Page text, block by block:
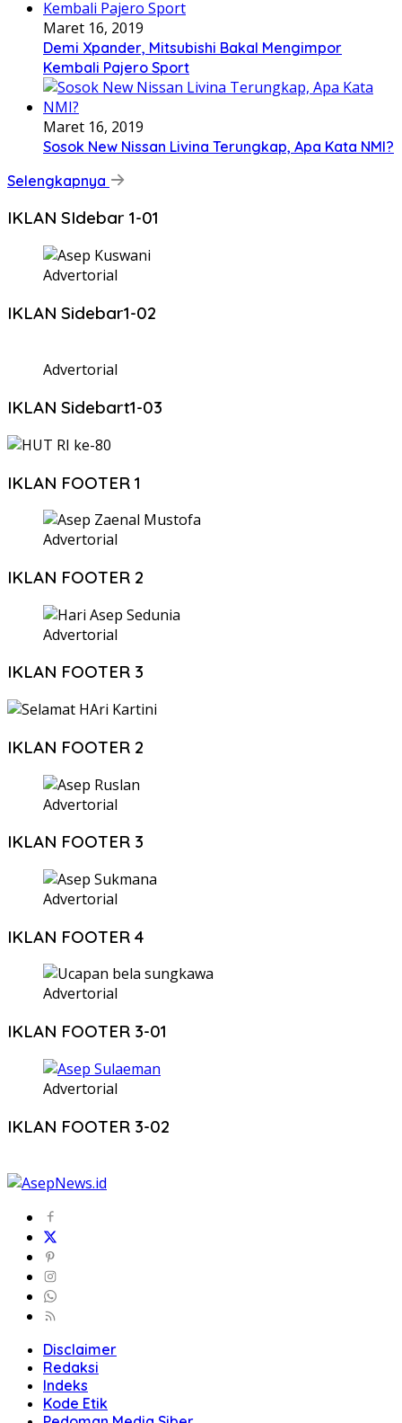
Maret 16, 2019
Demi Xpander, Mitsubishi Bakal Mengimpor
Kembali Pajero Sport
Maret 16, 2019
Sosok New Nissan Livina Terungkap, Apa Kata NMI?
Selengkapnya
IKLAN SIdebar 1-01
Advertorial
IKLAN Sidebar1-02
Advertorial
IKLAN Sidebart1-03
IKLAN FOOTER 1
Advertorial
IKLAN FOOTER 2
Advertorial
IKLAN FOOTER 3
IKLAN FOOTER 2
Advertorial
IKLAN FOOTER 3
Advertorial
IKLAN FOOTER 4
Advertorial
IKLAN FOOTER 3-01
Advertorial
IKLAN FOOTER 3-02
Disclaimer
Redaksi
Indeks
Kode Etik